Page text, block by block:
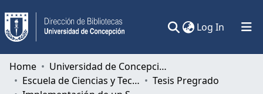
Log In (current)
Communities & Collections
All of DSpace
Home
Universidad de Concepción
Escuela de Ciencias y Tecnologías
Tesis Pregrado